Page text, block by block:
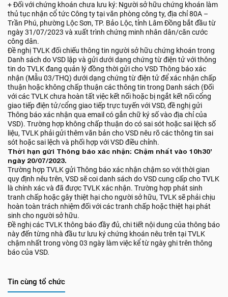
+ Đối với chứng khoán chưa lưu ký: Người sở hữu chứng khoán làm
thủ tục nhận cổ tức Công ty tại văn phòng công ty, địa chỉ 80A –
Trần Phú, phường Lộc Sơn, TP. Bảo Lộc, tỉnh Lâm Đồng bắt đầu từ
ngày 31/07/2023 và xuất trình chứng minh nhân dân/căn cước
công dân.
Đề nghị TVLK đối chiếu thông tin người sở hữu chứng khoán trong
Danh sách do VSD lập và gửi dưới dạng chứng từ điện tử với thông
tin do TVLK đang quản lý đồng thời gửi cho VSD Thông báo xác
nhận (Mẫu 03/THQ) dưới dạng chứng từ điện tử để xác nhận chấp
thuận hoặc không chấp thuận các thông tin trong Danh sách (Đối
với các TVLK chưa hoàn tất việc kết nối hoặc bị ngắt kết nối cổng
giao tiếp điện tử/cổng giao tiếp trực tuyến với VSD, đề nghị gửi
Thông báo xác nhận qua email có gắn chữ ký số vào địa chỉ của
VSD). Trường hợp không chấp thuận do có sai sót hoặc sai lệch số
liệu, TVLK phải gửi thêm văn bản cho VSD nêu rõ các thông tin sai
sót hoặc sai lệch và phối hợp với VSD điều chỉnh.
Thời hạn gửi Thông báo xác nhận: Chậm nhất vào 10h30’
ngày 20/07/2023.
Trường hợp TVLK gửi Thông báo xác nhận chậm so với thời gian
quy định nêu trên, VSD sẽ coi danh sách do VSD cung cấp cho TVLK
là chính xác và đã được TVLK xác nhận. Trường hợp phát sinh
tranh chấp hoặc gây thiệt hại cho người sở hữu, TVLK sẽ phải chịu
hoàn toàn trách nhiệm đối với các tranh chấp hoặc thiệt hại phát
sinh cho người sở hữu.
Đề nghị các TVLK thông báo đầy đủ, chi tiết nội dung của thông báo
này đến từng nhà đầu tư lưu ký chứng khoán nêu trên tại TVLK
chậm nhất trong vòng 03 ngày làm việc kể từ ngày ghi trên thông
báo của VSD.
Tin cùng tổ chức